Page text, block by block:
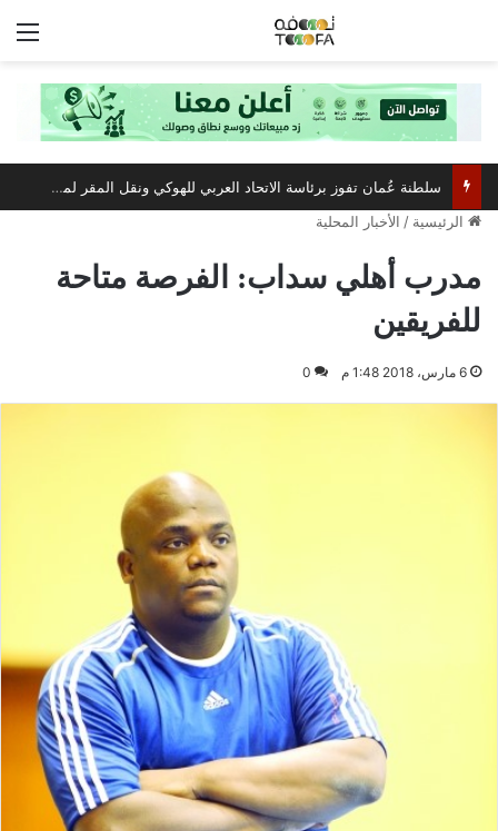
سلطنة عُمان تفوز برئاسة الاتحاد العربي للهوكي ونقل المقر لمسقط
الرئيسية / الأخبار المحلية
مدرب أهلي سداب: الفرصة متاحة
للفريقين
6 مارس، 2018 1:48 م 0